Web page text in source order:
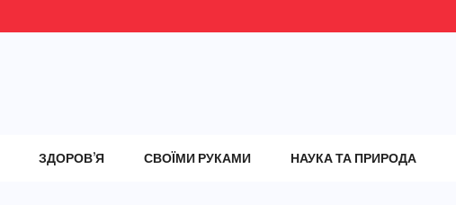
ЗДОРОВ’Я СВОЇМИ РУКАМИ НАУКА ТА ПРИРОДА